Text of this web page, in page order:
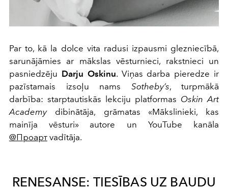
Par to, kā la dolce vita radusi izpausmi glezniecībā,
sarunājāmies ar mākslas vēsturnieci, rakstnieci un
pasniedzēju Darju Oskinu. Viņas darba pieredze ir
pazīstamais izsoļu nams Sotheby’s, turpmākā
darbība: starptautiskās lekciju platformas Oskin Art
Academydibinātāja, grāmatas «Mākslinieki, kas
mainīja vēsturi» autore un YouTube kanāla
@Проарт vadītāja.
RENESANSE: TIESĪBAS UZ BAUDU